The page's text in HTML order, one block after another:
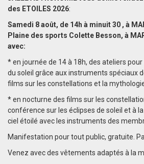
des ETOILES 2026:
Samedi 8 août, de 14h à minuit 30 , à
Plaine des sports Colette Besson, à
avec:
* en journée de 14 à 18h, des ateliers pour
du soleil grâce aux instruments spéciaux
films sur les constellations et la
* en nocturne des films sur les
conférence sur les éclipses de soleil et à
ciel étoilé avec les instruments des
Manifestation pour tout public, gratuite.
Venez avec des vêtements adaptés à la